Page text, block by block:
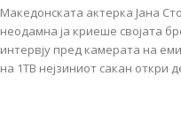
Македонската актерка Јана
неодамна ја криеше својата
интервју пред камерата на
на 1ТВ нејзиниот сакан откри